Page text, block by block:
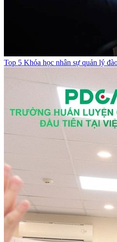
Top 5 Khóa học nhân sự quản lý